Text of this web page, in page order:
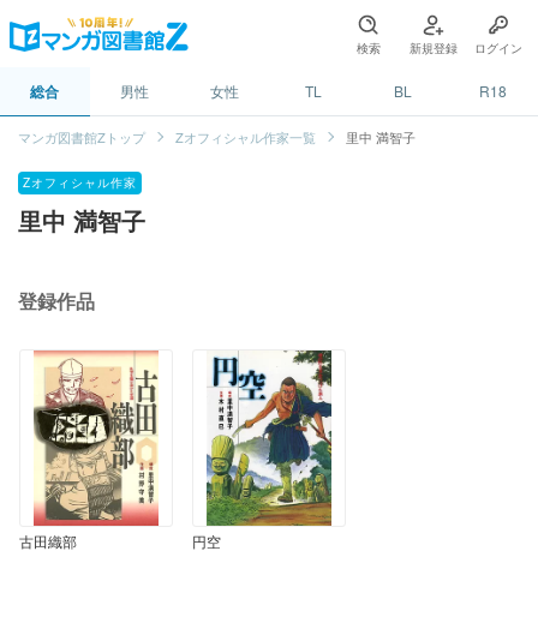
検索 新規登録 ログイン
総合 男性 女性 TL BL R18
マンガ図書館Zトップ Zオフィシャル作家一覧 里中 満智子
Zオフィシャル作家
里中 満智子
登録作品
古田織部 円空